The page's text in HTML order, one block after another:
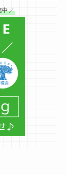
中／